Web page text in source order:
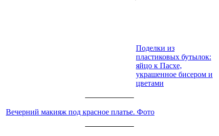
Поделки из
пластиковых бутылок:
яйцо к Пасхе,
украшенное бисером и
цветами
Вечерний макияж под красное платье. Фото